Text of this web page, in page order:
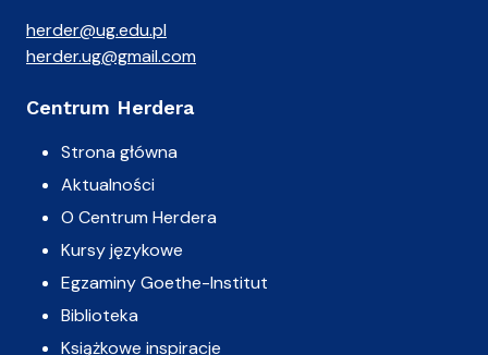
herder@ug.edu.pl
herder.ug@gmail.com
Centrum Herdera
Strona główna
Aktualności
O Centrum Herdera
Kursy językowe
Egzaminy Goethe-Institut
Biblioteka
Książkowe inspiracje